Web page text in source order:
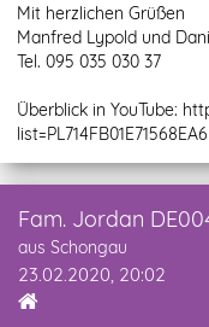
Mit herzlichen Grüßen
Manfred Lypold und
Tel. 095 035 030 37
Überblick in YouTube:
list=PL714FB01E71568EA6
Fam. Jordan
aus Schongau
23.02.2020, 20:02